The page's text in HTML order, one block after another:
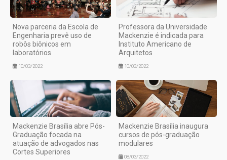
Nova parceria da Escola de
Engenharia prevê uso de
robôs biônicos em
laboratórios
10/03/2022
Professora da Universidade
Mackenzie é indicada para
Instituto Americano de
Arquitetos
10/03/2022
Mackenzie Brasília abre Pós-
Graduação focada na
atuação de advogados nas
Cortes Superiores
Mackenzie Brasília inaugura
cursos de pós-graduação
modulares
08/03/2022